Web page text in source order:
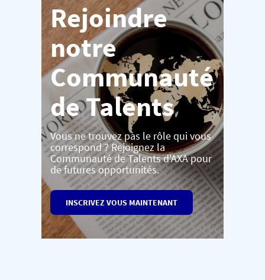
Rejoindre
notre
Communauté
de Talents
Vous ne trouvez pas le rôle qui vous
correspond ? Rejoignez la
Communauté de Talents d'AXA pour
de futures opportunités.
INSCRIVEZ VOUS MAINTENANT